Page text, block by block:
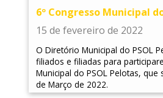
6º Congresso Municipal
15 de fevereiro de 2022
O Diretório Municipal do PSOL
filiados e filiadas para
Municipal do PSOL Pelotas,
de Março de 2022.